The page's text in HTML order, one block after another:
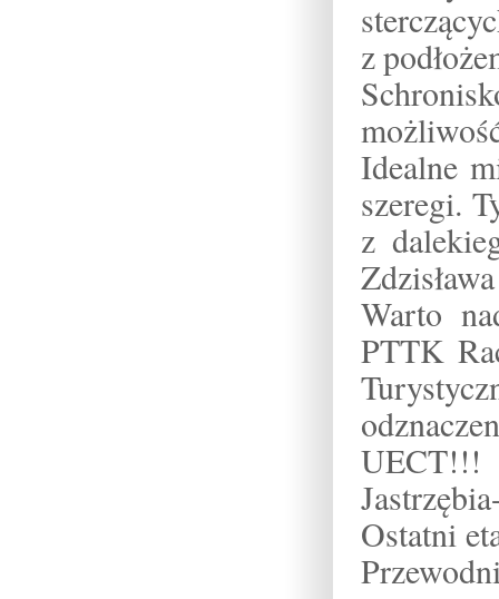
z
Idealne
szeregi.
z
Warto
PTTK
UECT!!!
Ostatni